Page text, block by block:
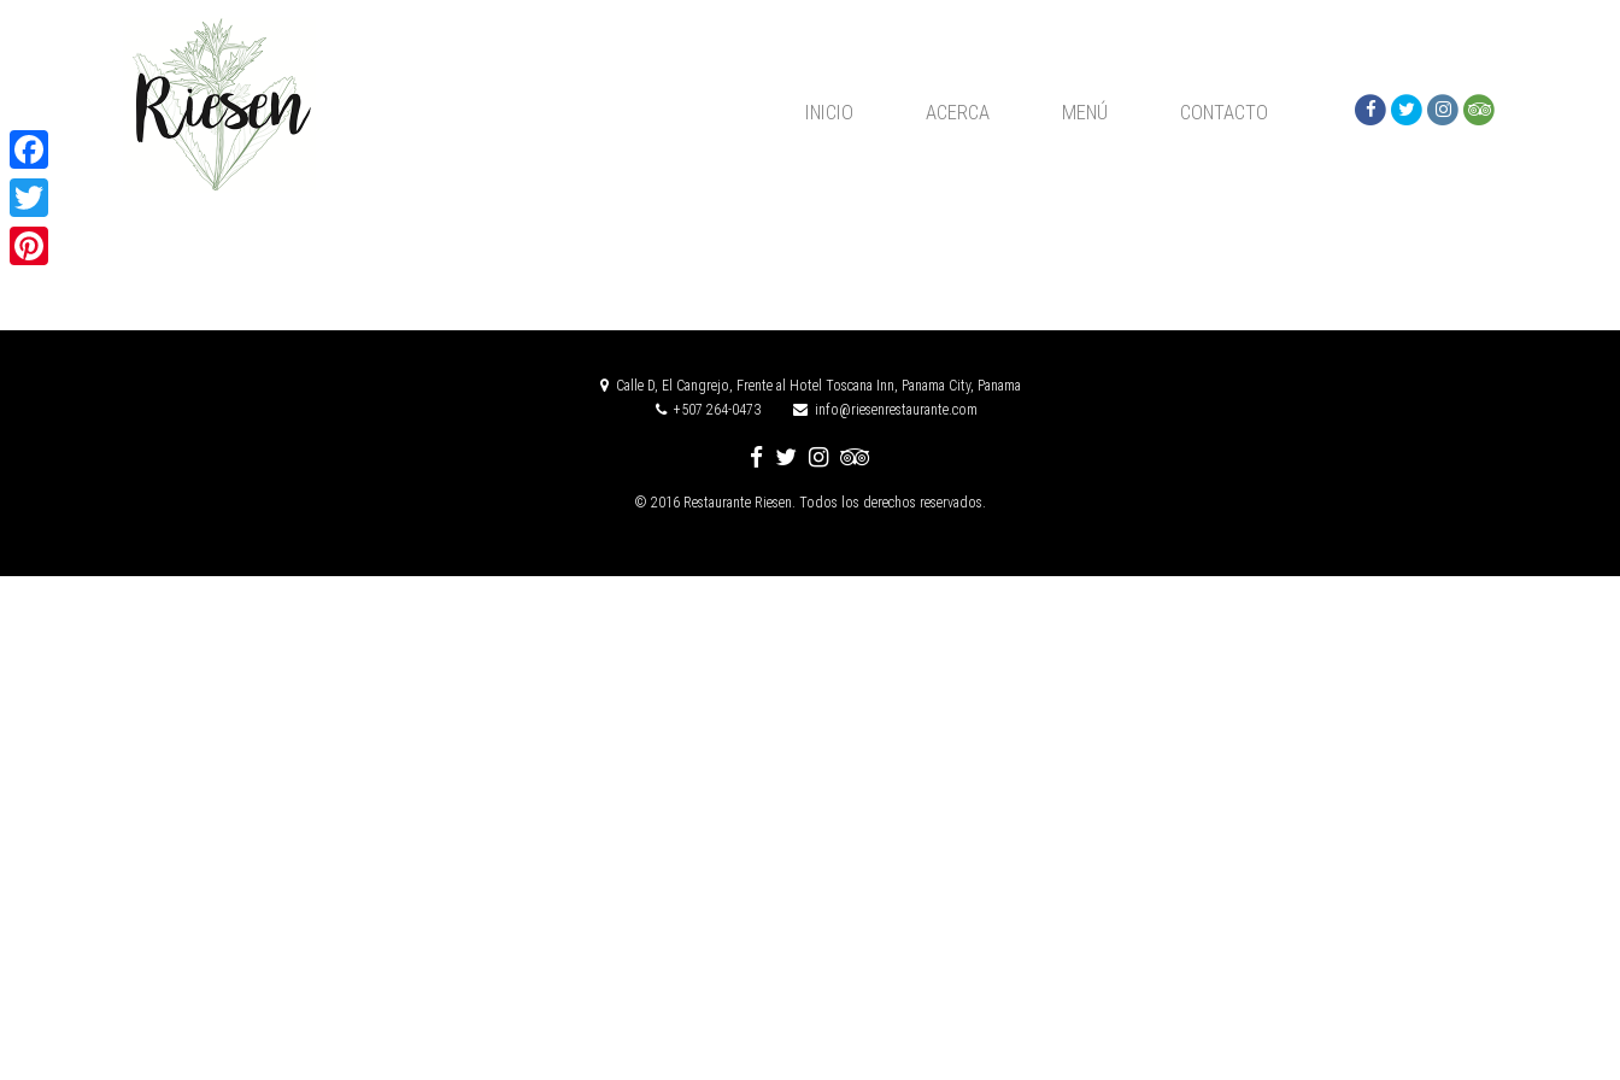
INICIO ACERCA MENÚ CONTACTO
Calle D, El Cangrejo, Frente al Hotel Toscana Inn, Panama City, Panama
+507 264-0473
info@riesenrestaurante.com
© 2016 Restaurante Riesen. Todos los derechos reservados.
Facebook
Twitter